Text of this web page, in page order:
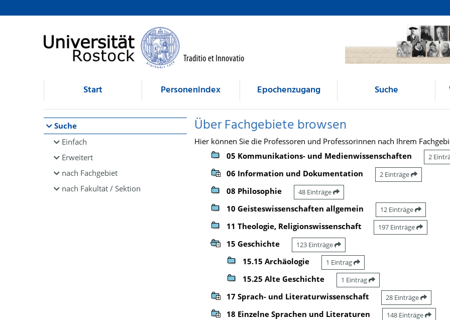
Browsen
direkt zum Inhalt
Start Personenindex Epochenzugang Suche
Suche
Einfach
Erweitert
nach Fachgebiet
nach Fakultät / Sektion
Über Fachgebiete browsen
Hier können Sie die Professoren und Professorinnen nach Ihrem
05 Kommunikations- und Medienwissenschaften
2
06 Information und Dokumentation 2 Einträge
08 Philosophie 48 Einträge
10 Geisteswissenschaften allgemein 12 Einträge
11 Theologie, Religionswissenschaft 197 Einträge
15 Geschichte 123 Einträge
15.15 Archäologie 1 Eintrag
15.25 Alte Geschichte 1 Eintrag
17 Sprach- und Literaturwissenschaft 28 Einträge
18 Einzelne Sprachen und Literaturen 148 Einträge